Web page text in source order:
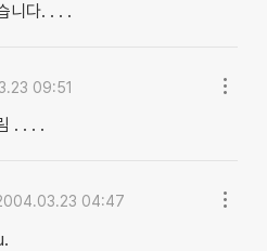
니다. . . .
09:51
. . . .
04:47